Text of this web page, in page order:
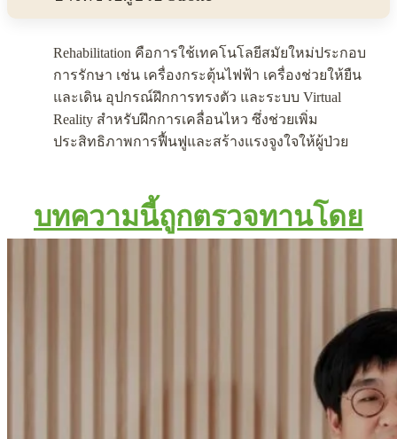
Rehabilitation คือการใช้เทคโนโลยีสมัยใหม่ประกอบ
การรักษา เช่น เครื่องกระตุ้นไฟฟ้า เครื่องช่วยให้ยืน
และเดิน อุปกรณ์ฝึกการทรงตัว และระบบ Virtual
Reality สำหรับฝึกการเคลื่อนไหว ซึ่งช่วยเพิ่ม
ประสิทธิภาพการฟื้นฟูและสร้างแรงจูงใจให้ผู้ป่วย
บทความนี้ถูกตรวจทานโดย